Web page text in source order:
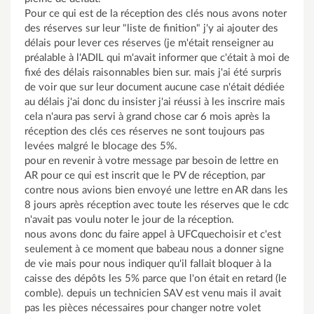
Pour ce qui est de la réception des clés nous avons noter
des réserves sur leur "liste de finition" j'y ai ajouter des
délais pour lever ces réserves (je m'était renseigner au
préalable à l'ADIL qui m'avait informer que c'était à moi de
fixé des délais raisonnables bien sur. mais j'ai été surpris
de voir que sur leur document aucune case n'était dédiée
au délais j'ai donc du insister j'ai réussi à les inscrire mais
cela n'aura pas servi à grand chose car 6 mois après la
réception des clés ces réserves ne sont toujours pas
levées malgré le blocage des 5%.
pour en revenir à votre message par besoin de lettre en
AR pour ce qui est inscrit que le PV de réception, par
contre nous avions bien envoyé une lettre en AR dans les
8 jours après réception avec toute les réserves que le cdc
n'avait pas voulu noter le jour de la réception.
nous avons donc du faire appel à UFCquechoisir et c'est
seulement à ce moment que babeau nous a donner signe
de vie mais pour nous indiquer qu'il fallait bloquer à la
caisse des dépôts les 5% parce que l'on était en retard (le
comble). depuis un technicien SAV est venu mais il avait
pas les pièces nécessaires pour changer notre volet